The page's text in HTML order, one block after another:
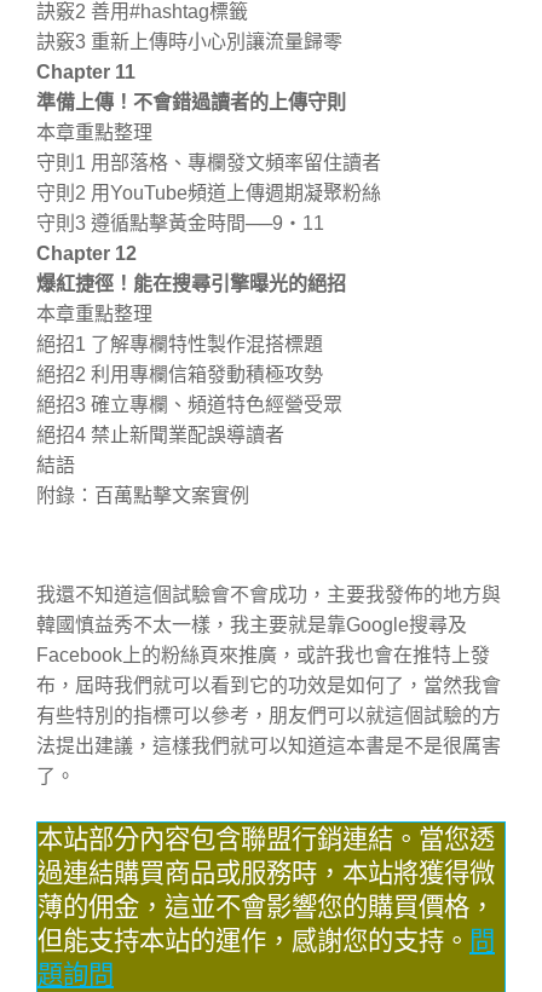
訣竅2 善用#hashtag標籤
訣竅3 重新上傳時小心別讓流量歸零
Chapter 11
準備上傳！不會錯過讀者的上傳守則
本章重點整理
守則1 用部落格、專欄發文頻率留住讀者
守則2 用YouTube頻道上傳週期凝聚粉絲
守則3 遵循點擊黃金時間──9・11
Chapter 12
爆紅捷徑！能在搜尋引擎曝光的絕招
本章重點整理
絕招1 了解專欄特性製作混搭標題
絕招2 利用專欄信箱發動積極攻勢
絕招3 確立專欄、頻道特色經營受眾
絕招4 禁止新聞業配誤導讀者
結語
附錄：百萬點擊文案實例
我還不知道這個試驗會不會成功，主要我發佈的地方與
韓國慎益秀不太一樣，我主要就是靠Google搜尋及
Facebook上的粉絲頁來推廣，或許我也會在推特上發
布，屆時我們就可以看到它的功效是如何了，當然我會
有些特別的指標可以參考，朋友們可以就這個試驗的方
法提出建議，這樣我們就可以知道這本書是不是很厲害
了。
本站部分內容包含聯盟行銷連結。當您透
過連結購買商品或服務時，本站將獲得微
薄的佣金，這並不會影響您的購買價格，
但能支持本站的運作，感謝您的支持。 問
題詢問